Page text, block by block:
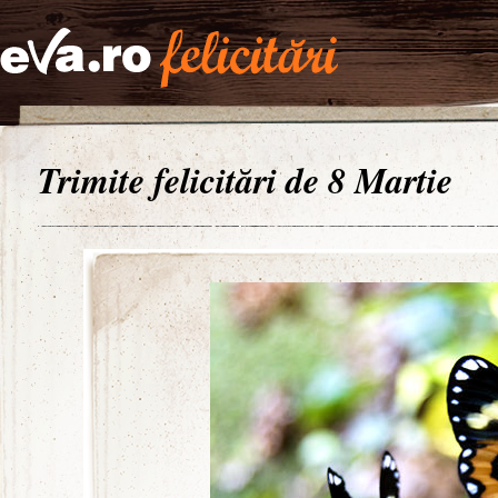
Trimite felicitări de 8 Martie